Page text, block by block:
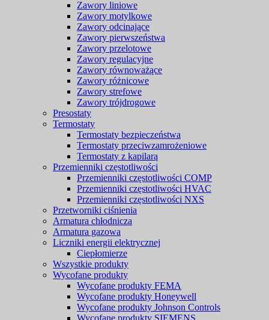
Zawory liniowe
Zawory motylkowe
Zawory odcinające
Zawory pierwszeństwa
Zawory przelotowe
Zawory regulacyjne
Zawory równoważące
Zawory różnicowe
Zawory strefowe
Zawory trójdrogowe
Presostaty
Termostaty
Termostaty bezpieczeństwa
Termostaty przeciwzamrożeniowe
Termostaty z kapilarą
Przemienniki częstotliwości
Przemienniki częstotliwości COMP
Przemienniki częstotliwości HVAC
Przemienniki częstotliwości NXS
Przetworniki ciśnienia
Armatura chłodnicza
Armatura gazowa
Liczniki energii elektrycznej
Ciepłomierze
Wszystkie produkty
Wycofane produkty
Wycofane produkty FEMA
Wycofane produkty Honeywell
Wycofane produkty Johnson Controls
Wycofane produkty SIEMENS